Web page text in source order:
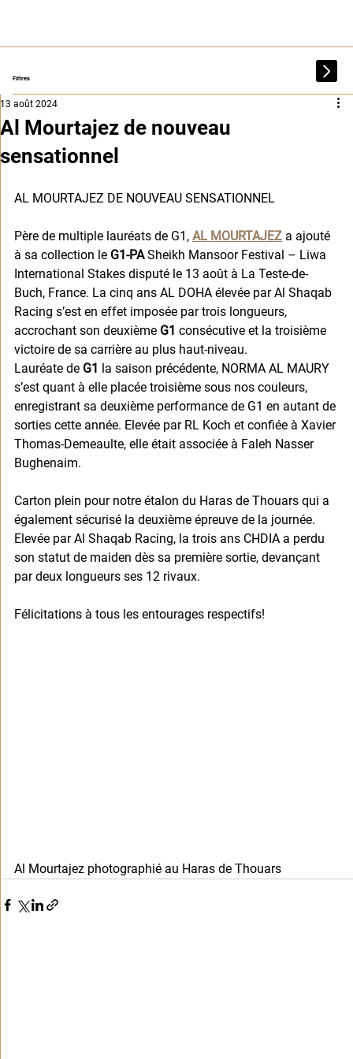
Filtres
Al Mourtajez de nouveau
sensationnel
13 août 2024
AL MOURTAJEZ DE NOUVEAU SENSATIONNEL
Père de multiple lauréats de G1, AL MOURTAJEZ a ajouté
à sa collection le G1-PA Sheikh Mansoor Festival – Liwa
International Stakes disputé le 13 août à La Teste-de-
Buch, France. La cinq ans AL DOHA élevée par Al Shaqab
Racing s’est en effet imposée par trois longueurs,
accrochant son deuxième G1 consécutive et la troisième
victoire de sa carrière au plus haut-niveau.
Lauréate de G1 la saison précédente, NORMA AL MAURY
s’est quant à elle placée troisième sous nos couleurs,
enregistrant sa deuxième performance de G1 en autant de
sorties cette année. Elevée par RL Koch et confiée à Xavier
Thomas-Demeaulte, elle était associée à Faleh Nasser
Bughenaim.
Carton plein pour notre étalon du Haras de Thouars qui a
également sécurisé la deuxième épreuve de la journée.
Elevée par Al Shaqab Racing, la trois ans CHDIA a perdu
son statut de maiden dès sa première sortie, devançant
par deux longueurs ses 12 rivaux.
Félicitations à tous les entourages respectifs!
Al Mourtajez photographié au Haras de Thouars